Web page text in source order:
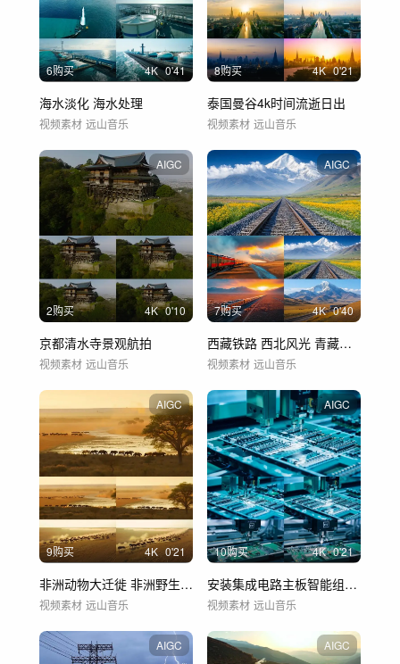
6购买 4K 0'41
海水淡化 海水处理
视频素材 远山音乐
8购买 4K 0'21
泰国曼谷4k时间流逝日出
视频素材 远山音乐
AIGC
2购买 4K 0'10
京都清水寺景观航拍
视频素材 远山音乐
AIGC
7购买 4K 0'40
西藏铁路 西北风光 青藏高原
视频素材 远山音乐
AIGC
9购买 4K 0'21
非洲动物大迁徙 非洲野生动物
视频素材 远山音乐
AIGC
10购买 4K 0'21
安装集成电路主板智能组装自动化
视频素材 远山音乐
AIGC AIGC